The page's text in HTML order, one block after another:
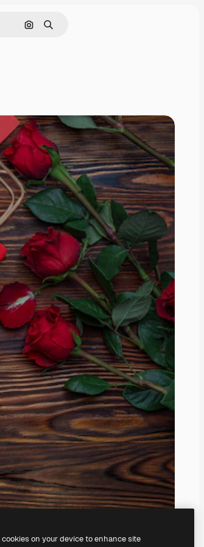
Cerca per immagine
Ricerca
on your device to enhance site